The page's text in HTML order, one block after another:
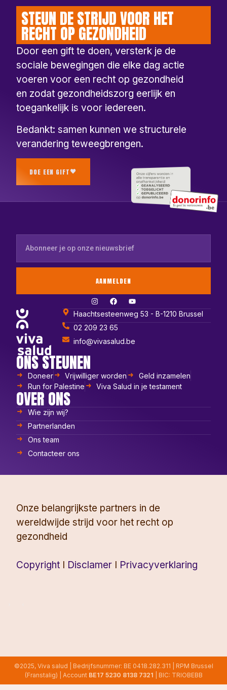
STEUN DE STRIJD VOOR HET
RECHT OP GEZONDHEID
Door een gift te doen, versterk je de
sociale bewegingen die elke dag actie
voeren voor een recht op gezondheid
en zodat gezondheidszorg eerlijk en
toegankelijk is voor iedereen.
Bedankt: samen kunnen we structurele
verandering teweegbrengen.
DOE EEN GIFT
AANMELDEN
Haachtsesteenweg 53 - B-1210 Brussel
02 209 23 65
info@vivasalud.be
ONS STEUNEN
Doneer Vrijwilliger worden
Geld inzamelen
Run for Palestine
Viva Salud in je testament
OVER ONS
Wie zijn wij?
Partnerlanden
Ons team
Contacteer ons
Onze belangrijkste partners in de
wereldwijde strijd voor het recht op
gezondheid
Copyright I Disclamer I Privacyverklaring
©2025, Viva salud | Bedrijfsnummer: BE 0418.282.311 | RPM Brussel
(Franstalig) | Account BE17 5230 8138 7321 | BIC: TRIOBEBB